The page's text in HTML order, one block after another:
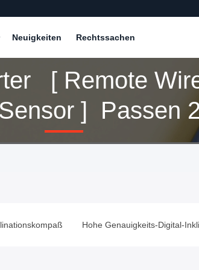
Neuigkeiten Rechtssachen
[ Remote
] Passen 21
Hohe Genauigkeits-Digital-